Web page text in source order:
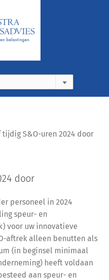
tijdig S&O-uren 2024 door
door
personeel in 2024
speur- en
voor uw innovatieve
aftrek alleen benutten als
(in beginsel minimaal
heeft voldaan
aan speur- en